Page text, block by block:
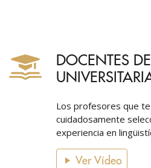
DOCENTES
Los profesores que
cuidadosamente
experiencia en
Ver Vídeo